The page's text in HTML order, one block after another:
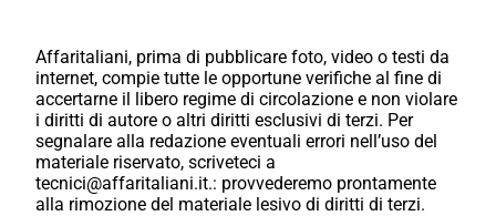
Affaritaliani, prima di pubblicare foto, video o testi da
internet, compie tutte le opportune verifiche al fine di
accertarne il libero regime di circolazione e non violare
i diritti di autore o altri diritti esclusivi di terzi. Per
segnalare alla redazione eventuali errori nell’uso del
materiale riservato, scriveteci a
tecnici@affaritaliani.it.: provvederemo prontamente
alla rimozione del materiale lesivo di diritti di terzi.